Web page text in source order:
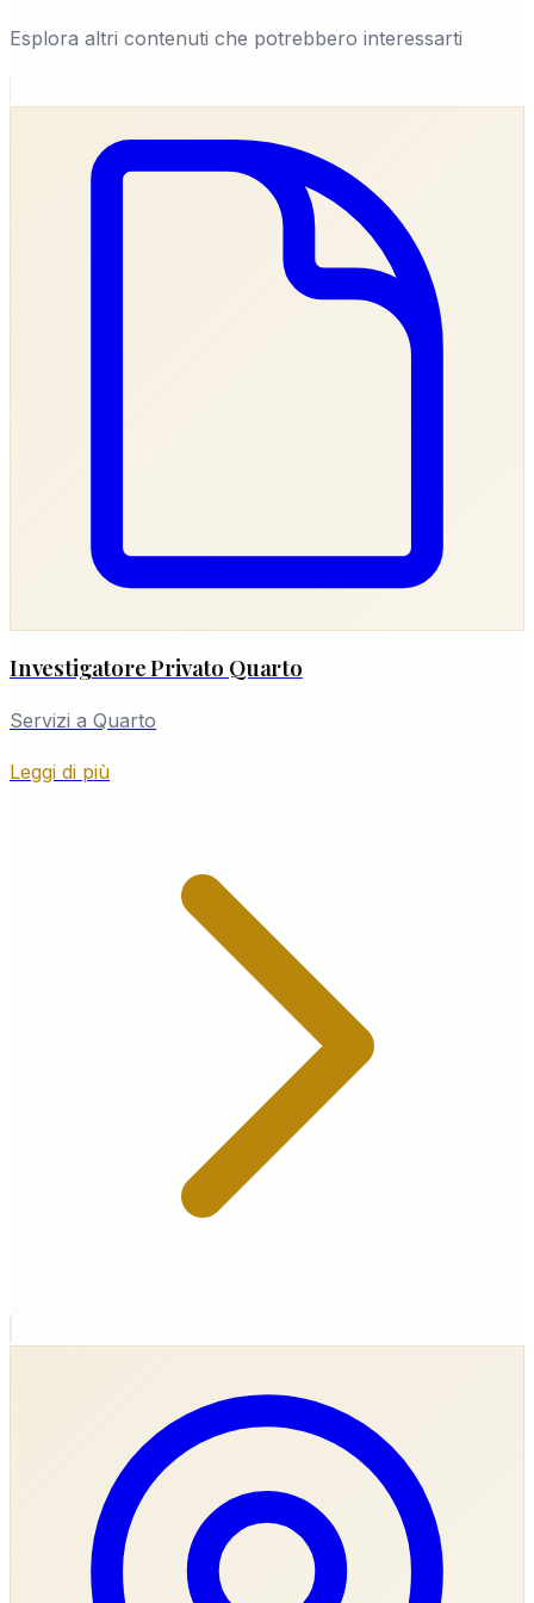
Esplora altri contenuti che potrebbero interessarti
Investigatore Privato Quarto
Servizi a Quarto
Leggi di più